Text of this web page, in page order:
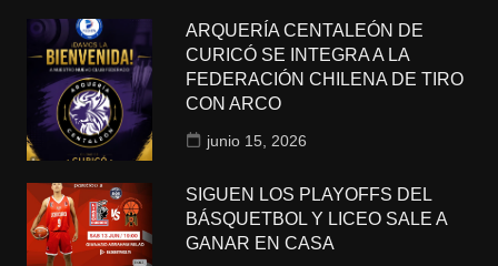
ARQUERÍA CENTALEÓN DE
CURICÓ SE INTEGRA A LA
FEDERACIÓN CHILENA DE TIRO
CON ARCO
junio 15, 2026
SIGUEN LOS PLAYOFFS DEL
BÁSQUETBOL Y LICEO SALE A
GANAR EN CASA